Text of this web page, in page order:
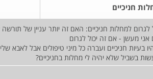
חניכיים
לגרום למחלות חניכיים: האם זה יותר עניין של
מעשן - אם זה יכול לגרום
בעיות חניכיים ועברה כל מיני טיפולים אבל לאבא
בשביל שלא יהיה לי מחלות בחניכיים?